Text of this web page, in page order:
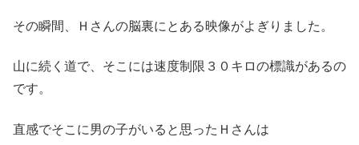
その瞬間、Ｈさんの脳裏にとある映像がよぎりました。
山に続く道で、そこには速度制限３０キロの標識があるの
です。
直感でそこに男の子がいると思ったＨさんは